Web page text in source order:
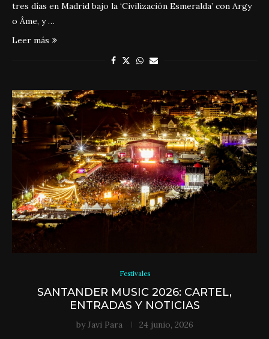
tres días en Madrid bajo la ‘Civilización Esmeralda’ con Argy
o Âme, y …
Leer más
Festivales
SANTANDER MUSIC 2026: CARTEL,
ENTRADAS Y NOTICIAS
byJavi Para 24 junio, 2026